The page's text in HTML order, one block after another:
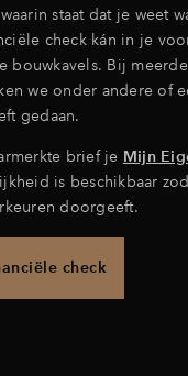
staat dat je weet
check kán in je
bouwkavels. Bij
we onder andere of
gedaan.
brief je Mijn
is beschikbaar
doorgeeft.
check